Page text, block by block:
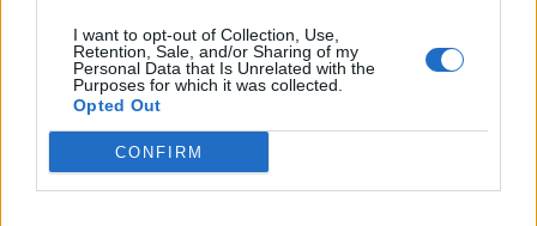
I want to opt-out of Collection, Use,
Retention, Sale, and/or Sharing of my
Personal Data that Is Unrelated with the
Purposes for which it was collected.
Opted Out
CONFIRM